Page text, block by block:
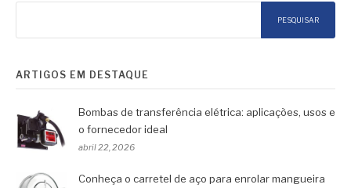
PESQUISAR
ARTIGOS EM DESTAQUE
Bombas de transferência elétrica: aplicações, usos e
o fornecedor ideal
abril 22, 2026
Conheça o carretel de aço para enrolar mangueira